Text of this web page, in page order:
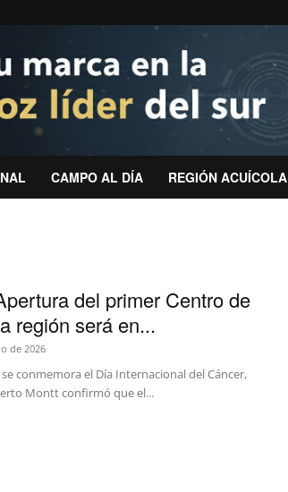
CAMPO AL DÍA REGIÓN ACUÍCOLA
del primer Centro de
región será en...
de 2026
conmemora el Día Internacional del Cáncer,
Montt confirmó que el...